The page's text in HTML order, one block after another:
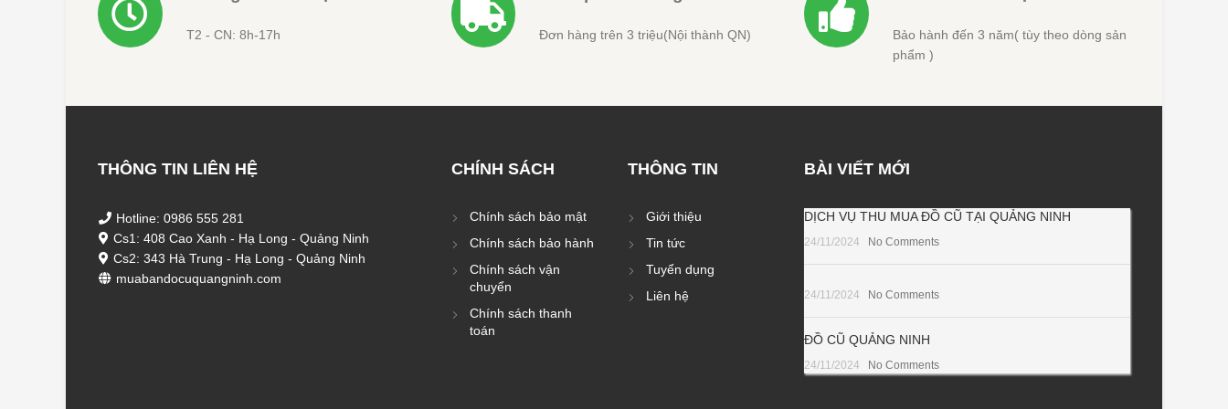
T2 - CN: 8h-17h Đơn hàng trên 3 triệu(Nội thành QN)
Bảo hành đến 3 năm( tùy theo dòng sản
phẩm )
THÔNG TIN LIÊN HỆ
Hotline: 0986 555 281
Cs1: 408 Cao Xanh - Hạ Long - Quảng Ninh
Cs2: 343 Hà Trung - Hạ Long - Quảng Ninh
muabandocuquangninh.com
CHÍNH SÁCH
Chính sách bảo mật
Chính sách bảo hành
Chính sách vận
chuyển
Chính sách thanh
toán
THÔNG TIN
Giới thiệu
Tin tức
Tuyển dụng
Liên hệ
BÀI VIẾT MỚI
DỊCH VỤ THU MUA ĐỒ CŨ TẠI QUẢNG NINH
24/11/2024 No Comments
24/11/2024 No Comments
ĐỒ CŨ QUẢNG NINH
24/11/2024 No Comments